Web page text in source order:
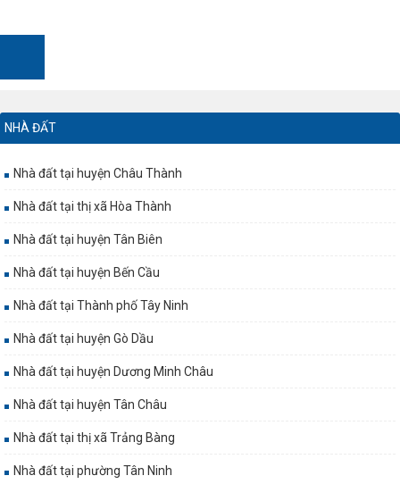
NHÀ ĐẤT
Nhà đất tại huyện Châu Thành
Nhà đất tại thị xã Hòa Thành
Nhà đất tại huyện Tân Biên
Nhà đất tại huyện Bến Cầu
Nhà đất tại Thành phố Tây Ninh
Nhà đất tại huyện Gò Dầu
Nhà đất tại huyện Dương Minh Châu
Nhà đất tại huyện Tân Châu
Nhà đất tại thị xã Trảng Bàng
Nhà đất tại phường Tân Ninh